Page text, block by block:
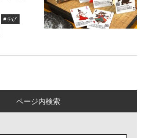
#学び
ページ内検索